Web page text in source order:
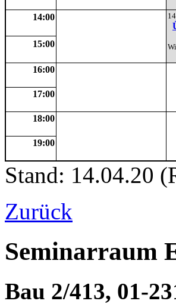
14:00
15:00
16:00
17:00
18:00
19:00
Stand: 14.04.20
Zurück
Seminarraum
Bau 2/413, 01-